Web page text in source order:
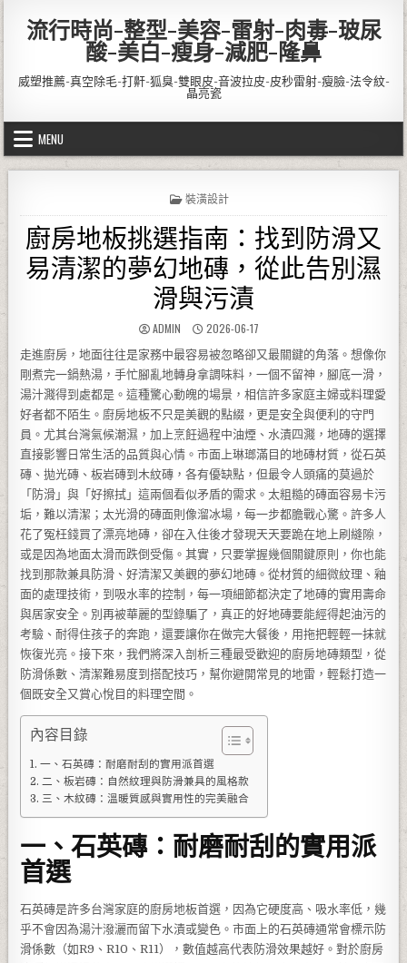
流行時尚-整型-美容-雷射-肉毒-玻尿
酸-美白-瘦身-減肥-隆鼻
威塑推薦-真空除毛-打鼾-狐臭-雙眼皮-音波拉皮-皮秒雷射-瘦臉-法令紋-
晶亮瓷
MENU
POSTED IN
裝潢設計
廚房地板挑選指南：找到防滑又
易清潔的夢幻地磚，從此告別濕
滑與污漬
AUTHOR:
ADMIN PUBLISHED DATE:
2026-06-17
走進廚房，地面往往是家務中最容易被忽略卻又最關鍵的角落。想像你
剛煮完一鍋熱湯，手忙腳亂地轉身拿調味料，一個不留神，腳底一滑，
湯汁濺得到處都是。這種驚心動魄的場景，相信許多家庭主婦或料理愛
好者都不陌生。廚房地板不只是美觀的點綴，更是安全與便利的守門
員。尤其台灣氣候潮濕，加上烹飪過程中油煙、水漬四濺，地磚的選擇
直接影響日常生活的品質與心情。市面上琳瑯滿目的地磚材質，從石英
磚、拋光磚、板岩磚到木紋磚，各有優缺點，但最令人頭痛的莫過於
「防滑」與「好擦拭」這兩個看似矛盾的需求。太粗糙的磚面容易卡污
垢，難以清潔；太光滑的磚面則像溜冰場，每一步都膽戰心驚。許多人
花了冤枉錢買了漂亮地磚，卻在入住後才發現天天要跪在地上刷縫隙，
或是因為地面太滑而跌倒受傷。其實，只要掌握幾個關鍵原則，你也能
找到那款兼具防滑、好清潔又美觀的夢幻地磚。從材質的細微紋理、釉
面的處理技術，到吸水率的控制，每一項細節都決定了地磚的實用壽命
與居家安全。別再被華麗的型錄騙了，真正的好地磚要能經得起油污的
考驗、耐得住孩子的奔跑，還要讓你在做完大餐後，用拖把輕輕一抹就
恢復光亮。接下來，我們將深入剖析三種最受歡迎的廚房地磚類型，從
防滑係數、清潔難易度到搭配技巧，幫你避開常見的地雷，輕鬆打造一
個既安全又賞心悅目的料理空間。
內容目錄
一、石英磚：耐磨耐刮的實用派首選
二、板岩磚：自然紋理與防滑兼具的風格款
三、木紋磚：溫暖質感與實用性的完美融合
一、石英磚：耐磨耐刮的實用派
首選
石英磚是許多台灣家庭的廚房地板首選，因為它硬度高、吸水率低，幾
乎不會因為湯汁潑灑而留下水漬或變色。市面上的石英磚通常會標示防
滑係數（如R9、R10、R11），數值越高代表防滑效果越好。對於廚房